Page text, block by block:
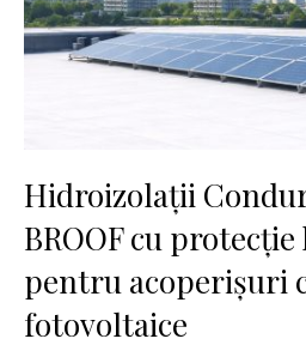
Hidroizolații
BROOF cu
pentru acoperișuri
fotovoltaice